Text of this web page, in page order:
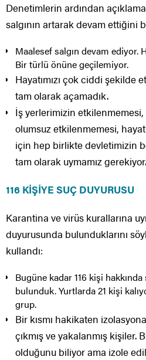
Denetimlerin ardından
salgının artarak devam ettiğini
Maalesef salgın devam ediyor.
Bir türlü önüne geçilemiyor.
Hayatımızı çok ciddi şekilde
tam olarak açamadık.
İş yerlerimizin etkilenmemesi,
olumsuz etkilenmemesi,
için hep birlikte devletimizin
tam olarak uymamız gerekiyor.
116 KİŞİYE SUÇ DUYURUSU
Karantina ve virüs kurallarına
duyurusunda bulunduklarını
kullandı:
Bugüne kadar 116 kişi
bulunduk. Yurtlarda 21 kişi
grup.
Bir kısmı hakikaten
çıkmış ve yakalanmış kişiler.
olduğunu biliyor ama izole